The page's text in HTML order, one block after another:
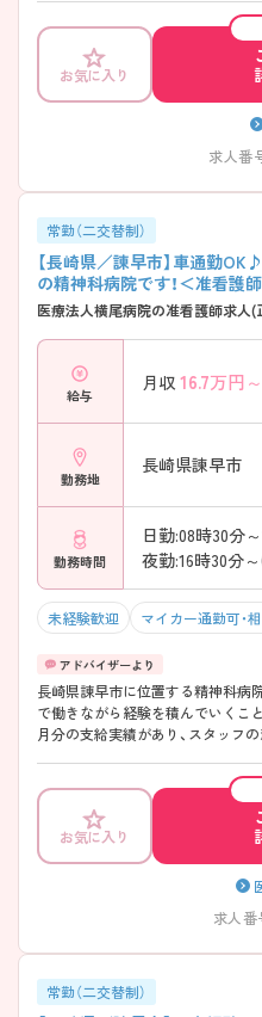
お話しいたしますのでお気軽にご
お気に入り
求人番
常勤（二交替制）
【長崎県／諌早市】車通勤
の精神科病院です！＜准看護
医療法人横尾病院の准看護師求人(
給与
月収 16.7万円～
勤務地
長崎県諫早市
勤務時間
日勤:08時30分～
夜勤:16時30分～
未経験歓迎 マイカー通勤可・
長崎県諌早市に位置する精神科病院です。 実務経験はなくて
で働きながら経験を積んでいくことができます。 賞
月分の支給実績があり、スタッフの頑張
お気に入り
求人
常勤（二交替制）